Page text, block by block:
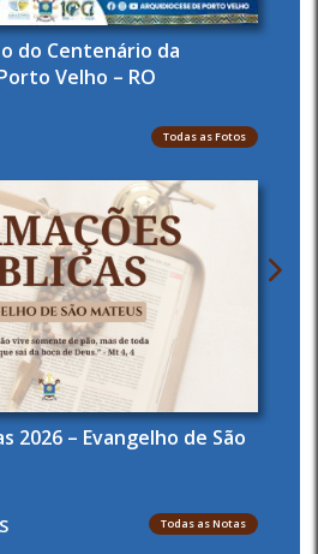
do Centenário da
Velho – RO
Todas as Fotos
2026 – Evangelho de São
Todas as Notas